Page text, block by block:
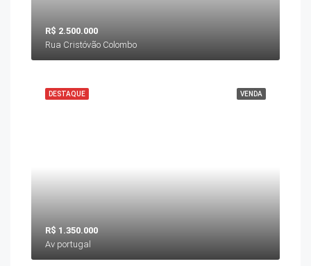
R$ 2.500.000
Rua Cristóvão Colombo
VENDA
DESTAQUE
R$ 1.350.000
Av portugal